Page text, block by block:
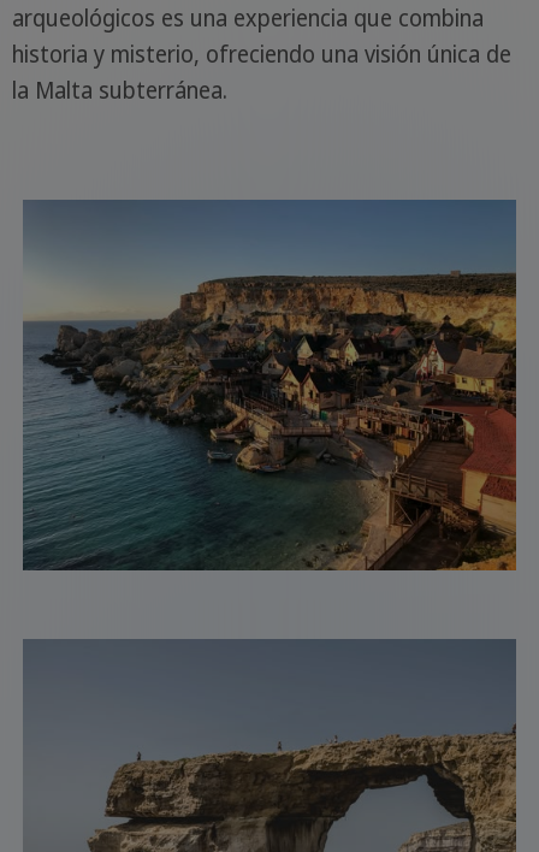
arqueológicos es una experiencia que combina
historia y misterio, ofreciendo una visión única de
la Malta subterránea.